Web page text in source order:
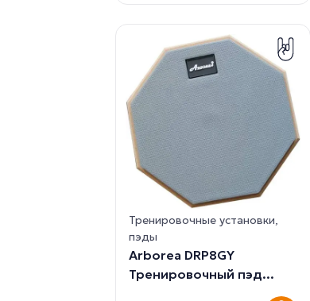
Тренировочные установки,
пэды
Arborea DRP8GY
Тренировочный пэд...